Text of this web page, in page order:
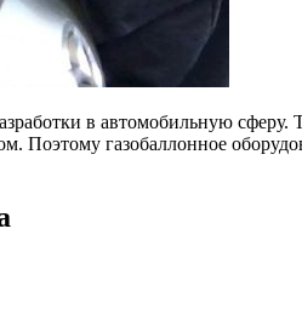
в автомобильную сферу.
газобаллонное